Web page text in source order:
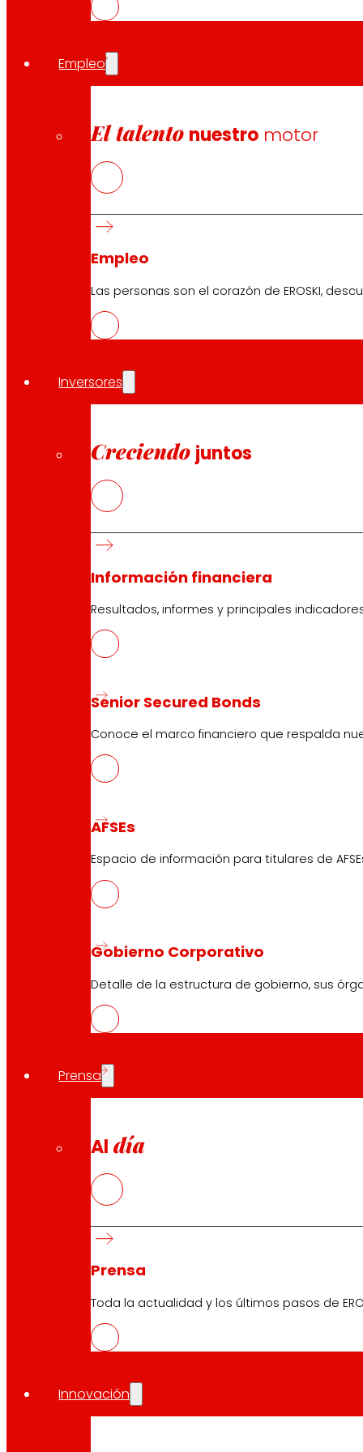
Empleo
El talento nuestro motor
Empleo
Las personas son el corazón de EROSKI,
Inversores
Creciendo juntos
Información financiera
Resultados, informes y principales
Senior Secured Bonds
Conoce el marco financiero que respalda
AFSEs
Espacio de información para titulares de
Gobierno Corporativo
Detalle de la estructura de gobierno, sus
Prensa
Al día
Prensa
Toda la actualidad y los últimos pasos de
Innovación
Compartir en: